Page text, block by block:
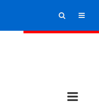
ricerca menu